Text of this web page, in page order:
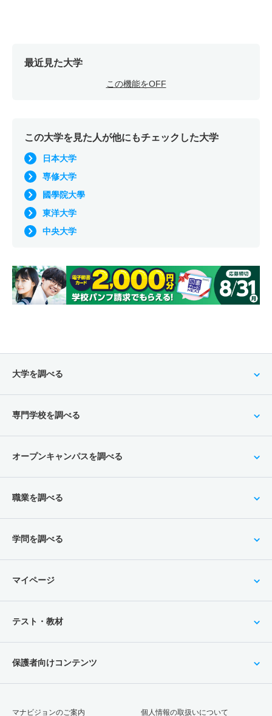
最近見た大学
この機能をOFF
この大学を見た人が他にもチェックした大学
日本大学
専修大学
國學院大學
東洋大学
中央大学
大学を調べる
専門学校を調べる
オープンキャンパスを調べる
職業を調べる
学問を調べる
マイページ
テスト・教材
保護者向けコンテンツ
マナビジョンのご案内 個人情報の取扱いについて